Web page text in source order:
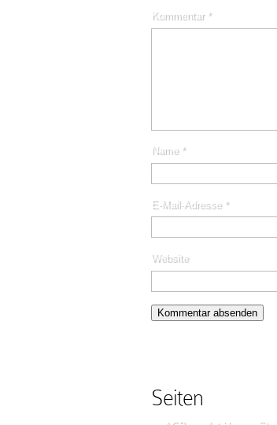
Kommentar *
Name *
E-Mail-Adresse *
Website
Seiten